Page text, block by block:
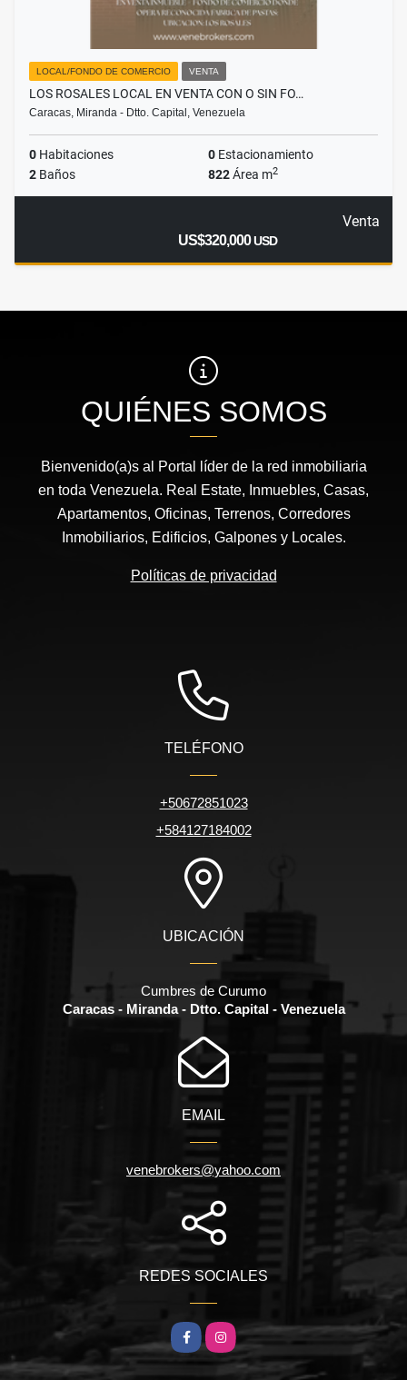
LOCAL/FONDO DE COMERCIO VENTA
LOS ROSALES LOCAL EN VENTA CON O SIN FO…
Caracas, Miranda - Dtto. Capital, Venezuela
0 Habitaciones 0 Estacionamiento
2 Baños 822Área m2
Venta
US$320,000USD
QUIÉNES SOMOS
Bienvenido(a)s al Portal líder de la red inmobiliaria
en toda Venezuela. Real Estate, Inmuebles, Casas,
Apartamentos, Oficinas, Terrenos, Corredores
Inmobiliarios, Edificios, Galpones y Locales.
Políticas de privacidad
TELÉFONO
+50672851023
+584127184002
UBICACIÓN
Cumbres de Curumo
Caracas - Miranda - Dtto. Capital - Venezuela
EMAIL
venebrokers@yahoo.com
REDES SOCIALES
FacebookInstagram